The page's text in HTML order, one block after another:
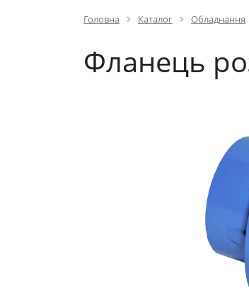
Головна Каталог Обладнання
Фланець